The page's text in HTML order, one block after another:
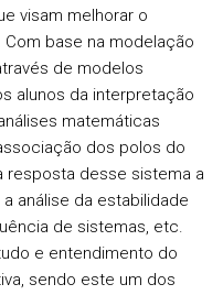
visam melhorar o
base na modelação
de modelos
alunos da interpretação
matemáticas
dos polos do
desse sistema a
análise da estabilidade
de sistemas, etc.
e entendimento do
sendo este um dos